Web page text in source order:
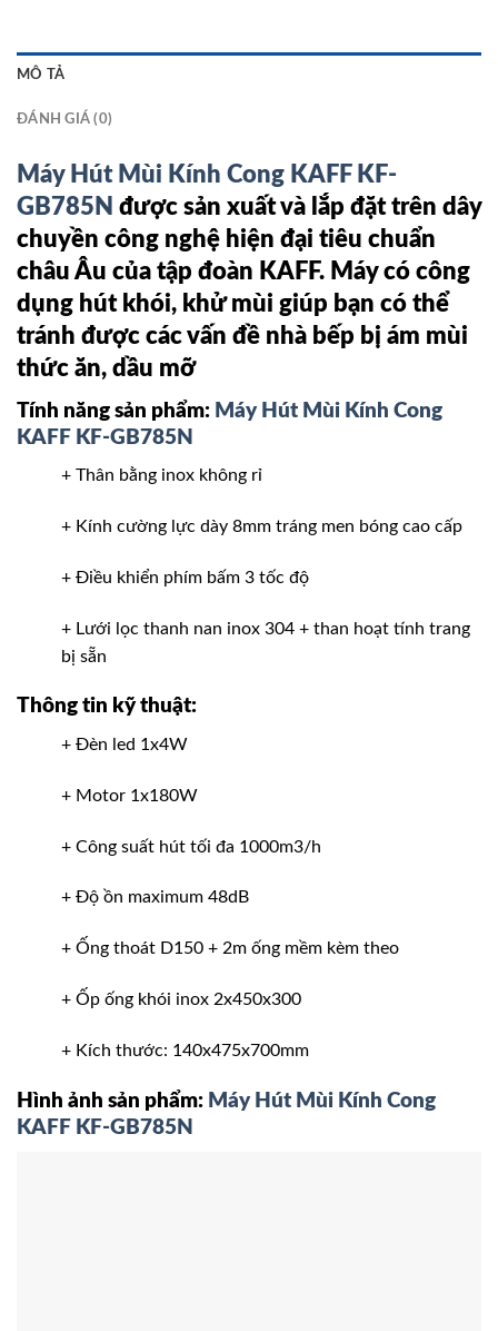
MÔ TẢ
ĐÁNH GIÁ (0)
Máy Hút Mùi Kính Cong KAFF KF-
GB785N được sản xuất và lắp đặt trên dây
chuyền công nghệ hiện đại tiêu chuẩn
châu Âu của tập đoàn KAFF. Máy có công
dụng hút khói, khử mùi giúp bạn có thể
tránh được các vấn đề nhà bếp bị ám mùi
thức ăn, dầu mỡ
Tính năng sản phẩm: Máy Hút Mùi Kính Cong
KAFF KF-GB785N
+ Thân bằng inox không rỉ
+ Kính cường lực dày 8mm tráng men bóng cao cấp
+ Điều khiển phím bấm 3 tốc độ
+ Lưới lọc thanh nan inox 304 + than hoạt tính trang
bị sẵn
Thông tin kỹ thuật:
+ Đèn led 1x4W
+ Motor 1x180W
+ Công suất hút tối đa 1000m3/h
+ Độ ồn maximum 48dB
+ Ống thoát D150 + 2m ống mềm kèm theo
+ Ốp ống khói inox 2x450x300
+ Kích thước: 140x475x700mm
Hình ảnh sản phẩm: Máy Hút Mùi Kính Cong
KAFF KF-GB785N